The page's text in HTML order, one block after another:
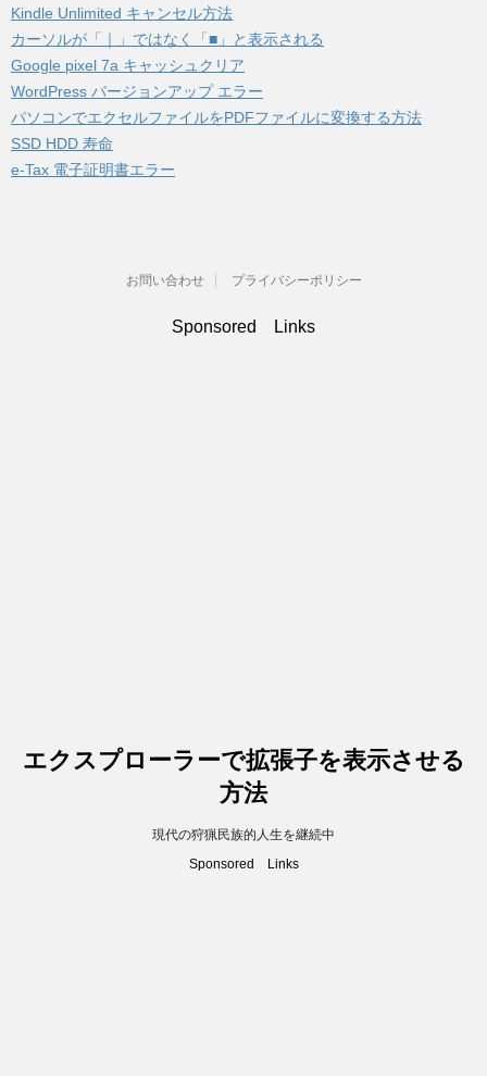
Kindle Unlimited キャンセル方法
カーソルが「｜」ではなく「■」と表示される
Google pixel 7a キャッシュクリア
WordPress バージョンアップ エラー
パソコンでエクセルファイルをPDFファイルに変換する方法
SSD HDD 寿命
e-Tax 電子証明書エラー
お問い合わせ プライバシーポリシー
Sponsored Links
エクスプローラーで拡張子を表示させる
方法
現代の狩猟民族的人生を継続中
Sponsored Links